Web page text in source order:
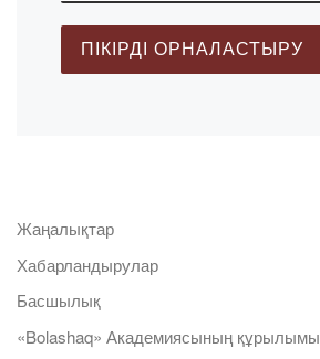
Жаңалықтар
Хабарландырулар
Басшылық
«Bolashaq» Академиясының құрылымы